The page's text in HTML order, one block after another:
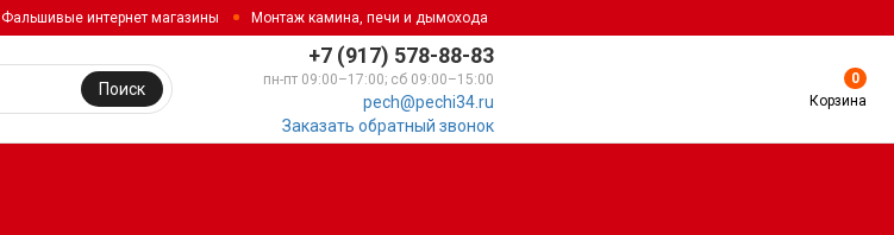
Фальшивые интернет магазины Монтаж камина, печи и дымохода
+7 (917) 578-88-83
пн-пт 09:00–17:00; сб 09:00–15:00
pech@pechi34.ru
Заказать обратный звонок
Поиск
0
Корзина